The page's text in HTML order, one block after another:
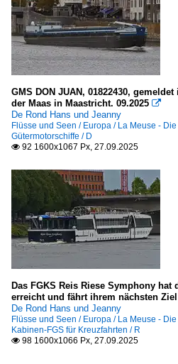
GMS DON JUAN, 01822430,
der Maas in Maastricht. 09.2025 
De Rond Hans und Jeanny
Flüsse und Seen / Europa / La Meuse -
Gütermotorschiffe / D
 92 1600x1067 Px, 27.09.2025
Das FGKS Reis Riese Symphony hat
erreicht und fährt ihrem nächsten Ziel
De Rond Hans und Jeanny
Flüsse und Seen / Europa / La Meuse -
Kabinen-FGS für Kreuzfahrten / R
 98 1600x1066 Px, 27.09.2025